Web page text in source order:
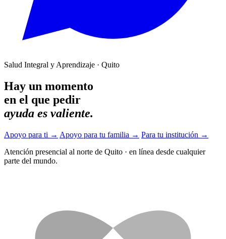
Salud Integral y Aprendizaje · Quito
Hay un momento
en el que pedir
ayuda es valiente.
Apoyo para ti → Apoyo para tu familia → Para tu institución →
Atención presencial al norte de Quito · en línea desde cualquier
parte del mundo.